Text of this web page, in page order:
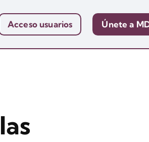
Acceso usuarios Únete a